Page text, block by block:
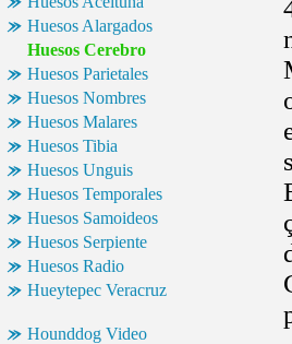
Huesos Alargados
Huesos Cerebro
Huesos Parietales
Huesos Nombres
Huesos Malares
Huesos Tibia
Huesos Unguis
Huesos Temporales
Huesos Samoideos
Huesos Serpiente
Huesos Radio
Hueytepec Veracruz
Hounddog Video